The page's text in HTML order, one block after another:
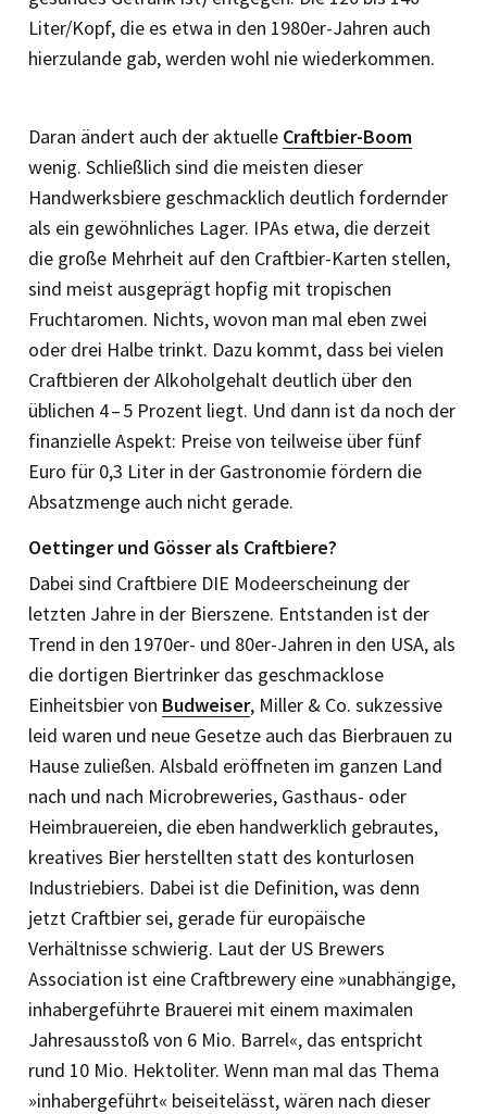
Liter/Kopf, die es etwa in den 1980er-Jahren auch
hierzulande gab, werden wohl nie wiederkommen.
Daran ändert auch der aktuelle Craftbier-Boom
wenig. Schließlich sind die meisten dieser
Handwerksbiere ­geschmacklich deutlich fordernder
als ein gewöhnliches Lager. IPAs etwa, die derzeit
die große Mehrheit auf den Craftbier-Karten stellen,
sind meist ausgeprägt hopfig mit tropischen
Fruchtaromen. Nichts, wovon man mal eben zwei
oder drei Halbe trinkt. Dazu kommt, dass bei vielen
Craftbieren der Alkoholgehalt deutlich über den
üblichen 4 – 5 Prozent liegt. Und dann ist da noch der
finanzielle Aspekt: Preise von teilweise über fünf
Euro für 0,3 Liter in der Gastronomie fördern die
Absatzmenge auch nicht gerade.
Oettingerund Gösser als Craftbiere?
Dabei sind Craftbiere DIE Modeerscheinung der
letzten Jahre in der Bierszene. Entstanden ist der
Trend in den 1970er- und 80er-Jahren in den USA, als
die dortigen Biertrinker das geschmacklose
Einheitsbier von Budweiser, Miller & Co. sukzessive
leid waren und neue Gesetze auch das Bierbrauen zu
Hause zuließen. Alsbald eröffneten im ganzen Land
nach und nach Microbreweries, Gasthaus- oder
Heimbrauereien, die eben handwerklich gebrautes,
kreatives Bier herstellten statt des konturlosen
Industriebiers. Dabei ist die Definition, was denn
jetzt Craftbier sei, gerade für europäische
Verhältnisse schwierig. Laut der US Brewers
Association ist eine Craftbrewery eine »unabhängige,
inhabergeführte Brauerei mit einem maximalen
Jahresausstoß von 6 Mio. Barrel«, das entspricht
rund 10 Mio. Hekto­liter. Wenn man mal das Thema
»inhabergeführt« bei­seitelässt, wären nach ­dieser